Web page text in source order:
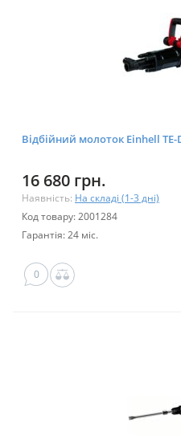
Відбійний молоток Einhell TE-
16 680 грн.
Наявність: На складі (1-3 дні)
Код товару: 2001284
Гарантія: 24 міс.
0